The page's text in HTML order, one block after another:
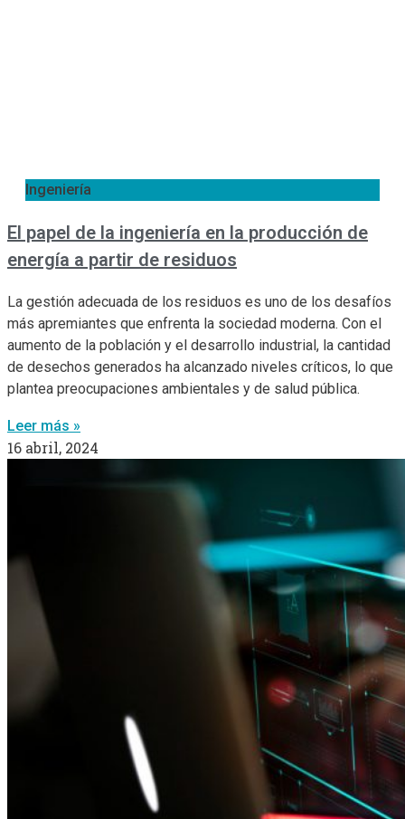
Ingeniería
El papel de la ingeniería en la producción de
energía a partir de residuos
La gestión adecuada de los residuos es uno de los desafíos
más apremiantes que enfrenta la sociedad moderna. Con el
aumento de la población y el desarrollo industrial, la cantidad
de desechos generados ha alcanzado niveles críticos, lo que
plantea preocupaciones ambientales y de salud pública.
Leer más »
16 abril, 2024